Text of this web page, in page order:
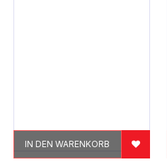
IN DEN WARENKORB